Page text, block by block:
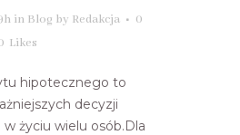
in Blog by Redakcja
0
Likes
hipotecznego to
decyzji
życiu wielu osób.Dla